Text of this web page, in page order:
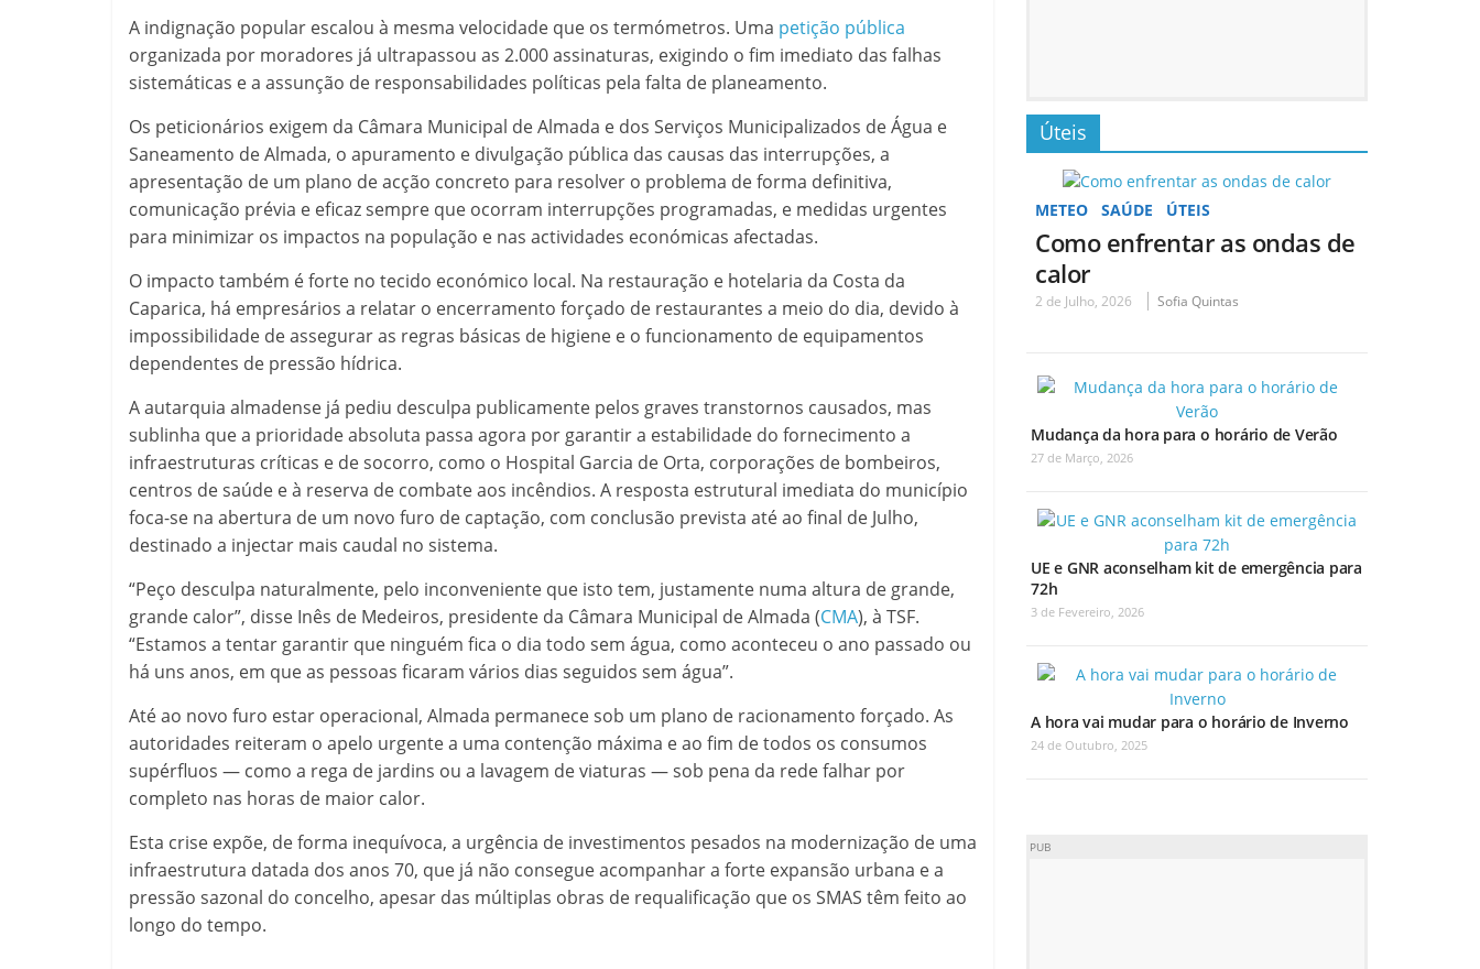
A indignação popular escalou à mesma velocidade que os termómetros. Uma petição pública
organizada por moradores já ultrapassou as 2.000 assinaturas, exigindo o fim imediato das falhas
sistemáticas e a assunção de responsabilidades políticas pela falta de planeamento.
Os peticionários exigem da Câmara Municipal de Almada e dos Serviços Municipalizados de Água e
Saneamento de Almada, o apuramento e divulgação pública das causas das interrupções, a
apresentação de um plano de acção concreto para resolver o problema de forma definitiva,
comunicação prévia e eficaz sempre que ocorram interrupções programadas, e medidas urgentes
para minimizar os impactos na população e nas actividades económicas afectadas.
O impacto também é forte no tecido económico local. Na restauração e hotelaria da Costa da
Caparica, há empresários a relatar o encerramento forçado de restaurantes a meio do dia, devido à
impossibilidade de assegurar as regras básicas de higiene e o funcionamento de equipamentos
dependentes de pressão hídrica.
A autarquia almadense já pediu desculpa publicamente pelos graves transtornos causados, mas
sublinha que a prioridade absoluta passa agora por garantir a estabilidade do fornecimento a
infraestruturas críticas e de socorro, como o Hospital Garcia de Orta, corporações de bombeiros,
centros de saúde e à reserva de combate aos incêndios. A resposta estrutural imediata do município
foca-se na abertura de um novo furo de captação, com conclusão prevista até ao final de Julho,
destinado a injectar mais caudal no sistema.
“Peço desculpa naturalmente, pelo inconveniente que isto tem, justamente numa altura de grande,
grande calor”, disse Inês de Medeiros, presidente da Câmara Municipal de Almada (CMA), à TSF.
“Estamos a tentar garantir que ninguém fica o dia todo sem água, como aconteceu o ano passado ou
há uns anos, em que as pessoas ficaram vários dias seguidos sem água”.
Até ao novo furo estar operacional, Almada permanece sob um plano de racionamento forçado. As
autoridades reiteram o apelo urgente a uma contenção máxima e ao fim de todos os consumos
supérfluos — como a rega de jardins ou a lavagem de viaturas — sob pena da rede falhar por
completo nas horas de maior calor.
Esta crise expõe, de forma inequívoca, a urgência de investimentos pesados na modernização de uma
infraestrutura datada dos anos 70, que já não consegue acompanhar a forte expansão urbana e a
pressão sazonal do concelho, apesar das múltiplas obras de requalificação que os SMAS têm feito ao
longo do tempo.
Úteis
METEO SAÚDE ÚTEIS
Como enfrentar as ondas de
calor
2 de Julho, 2026 Sofia Quintas
Mudança da hora para o horário de Verão
27 de Março, 2026
UE e GNR aconselham kit de emergência para
72h
3 de Fevereiro, 2026
A hora vai mudar para o horário de Inverno
24 de Outubro, 2025
PUB